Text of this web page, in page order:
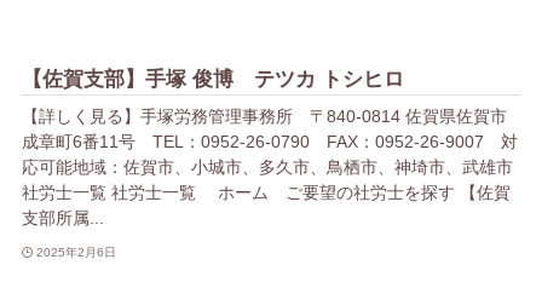
【佐賀支部】手塚 俊博 テツカ トシヒロ
【詳しく見る】手塚労務管理事務所 〒840-0814 佐賀県佐賀市
成章町6番11号 TEL：0952-26-0790 FAX：0952-26-9007 対
応可能地域：佐賀市、小城市、多久市、鳥栖市、神埼市、武雄市
社労士一覧 社労士一覧 ホーム ご要望の社労士を探す 【佐賀
支部所属...
2025年2月6日